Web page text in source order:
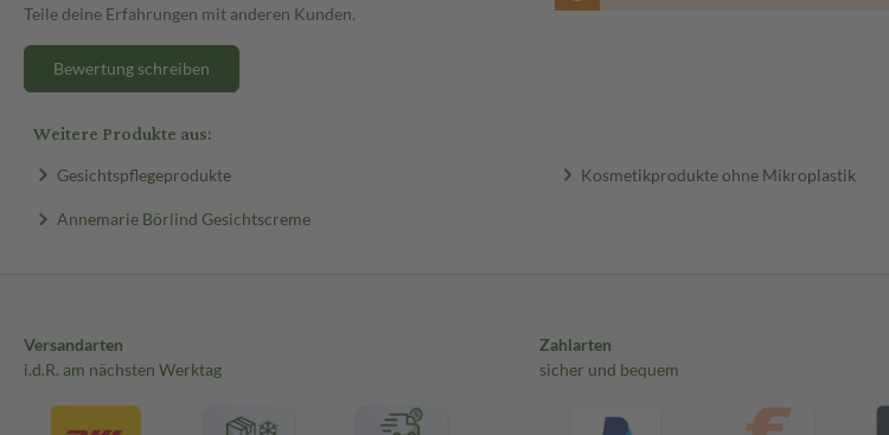
Teile deine Erfahrungen mit anderen Kunden.
Bewertung schreiben
Weitere Produkte aus:
Gesichtspflegeprodukte Kosmetikprodukte ohne Mikroplastik
Annemarie Börlind Gesichtscreme
Versandarten
i.d.R. am nächsten Werktag
Zahlarten
sicher und bequem